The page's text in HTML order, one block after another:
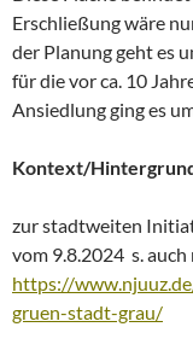
Erschließung wäre
der Planung geht es
für die vor ca. 10
Ansiedlung ging es
Kontext/
zur stadtweiten
vom 9.8.2024 s.
https://
gruen-stadt-grau/